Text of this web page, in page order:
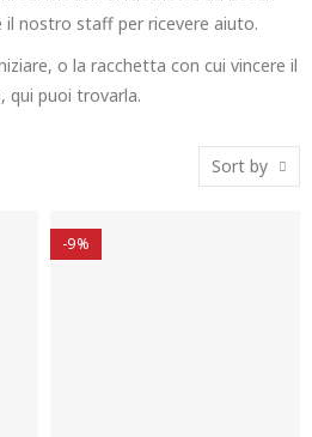
nostro staff per ricevere aiuto.
o la racchetta con cui vincere il
qui puoi trovarla.
Sort by
-9%